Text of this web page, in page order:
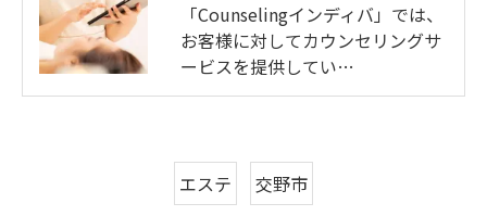
「Counselingインディバ」では、
お客様に対してカウンセリングサ
ービスを提供してい…
エステ 交野市